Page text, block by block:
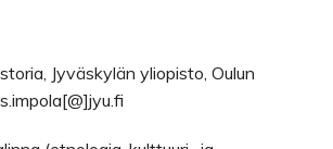
Jyväskylän yliopisto, Oulun